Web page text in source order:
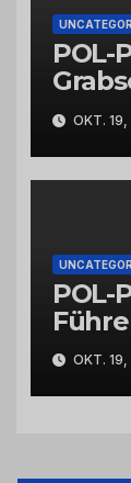
POL-
OKT.
POL-
OKT.